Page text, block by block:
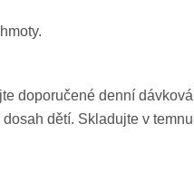
doporučené denní
dětí. Skladujte v